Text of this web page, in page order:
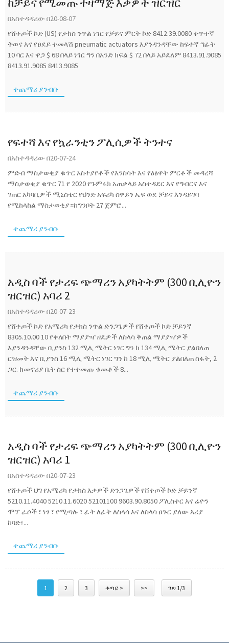
በአስተዳዳሪው በ20-08-07
የሸቀጦች ኮድ (US) የታክስ ንጥል ነገር የቻይና ምርት ኮድ 8412.39.0080 ቀጥተኛ
ትወና እና የፀደይ ተመላሽ pneumatic actuators እያንዳንዳቸው ከፍተኛ ግፊት
10 ባር እና ዋጋ $ 68 በላይ ነገር ግን በአንድ ክፍል $ 72 በላይ አይደለም 8413.91.9085
8413.91.9085 8413.9085
ተጨማሪ ያንብቡ
የፍተሻ እና የኳራንቲን ፖሊሲዎች ትንተና
በአስተዳዳሪው በ20-07-24
ምድብ ማስታወቂያ ቁጥር አስተያየቶች የእንስሳት እና የዕፅዋት ምርቶች መዳረሻ
ማስታወቂያ ቁጥር 71 የ 2020 የጉምሩክ አጠቃላይ አስተዳደር እና የግብርና እና
ገጠር አካባቢዎች ሚኒስቴር የህንድ አፍሪካ ስዋይን ኤፍ ወደ ቻይና እንዳይገባ
የሚከላከል ማስታወቂያ።ከግንቦት 27 ጀምሮ...
ተጨማሪ ያንብቡ
አዲስ ባች የታሪፍ ጭማሪን አያካትትም (300 ቢሊዮን
ዝርዝር) አባሪ 2
በአስተዳዳሪው በ20-07-23
የሸቀጦች ኮድ የአሜሪካ የታክስ ንጥል ድንጋጌዎች የሸቀጦች ኮድ ቻይንኛ
8305.10.00 10 የቀለበት ማያያዣ ዘዴዎች ለስላሳ ቅጠል ማያያዣዎች
እያንዳንዳቸው ቢያንስ 132 ሚሊ ሜትር ነገር ግን ከ 134 ሚሊ ሜትር ያልበለጠ
ርዝመት እና ቢያንስ 16 ሚሊ ሜትር ነገር ግን ከ 18 ሚሊ ሜትር ያልበለጠ ስፋት, 2
ጋር. ከመኖሪያ ቤት ስር የተቀመጡ ቁመቶች 8...
ተጨማሪ ያንብቡ
አዲስ ባች የታሪፍ ጭማሪን አያካትትም (300 ቢሊዮን
ዝርዝር) አባሪ 1
በአስተዳዳሪው በ20-07-23
የሸቀጦች ህግ የአሜሪካ የታክስ እቃዎች ድንጋጌዎች የሸቀጦች ኮድ ቻይንኛ
5210.11.4040 5210.11.6020 52101100 9603.90.8050 ፖሊስተር እና ሬዮን
ሞፕ ራሶች ፣ ነፃ ፣ የሚጣሉ ፣ ፊት ለፊት ለስላሳ እና ለስላሳ ፀጉር ያለው እሪያ
ከባድ፣...
ተጨማሪ ያንብቡ
1 2 3 ቀጣይ > >> ገጽ 1/3